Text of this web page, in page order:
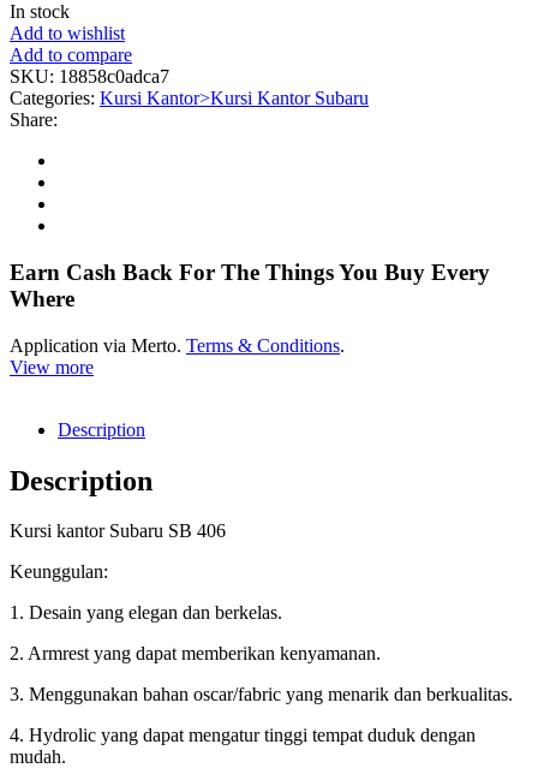
In stock
Add to wishlist
Add to compare
SKU: 18858c0adca7
Categories: Kursi Kantor>Kursi Kantor Subaru
Share:
Earn Cash Back For The Things You Buy Every
Where
Application via Merto. Terms & Conditions.
View more
Description
Description
Kursi kantor Subaru SB 406
Keunggulan:
1. Desain yang elegan dan berkelas.
2. Armrest yang dapat memberikan kenyamanan.
3. Menggunakan bahan oscar/fabric yang menarik dan berkualitas.
4. Hydrolic yang dapat mengatur tinggi tempat duduk dengan
mudah.